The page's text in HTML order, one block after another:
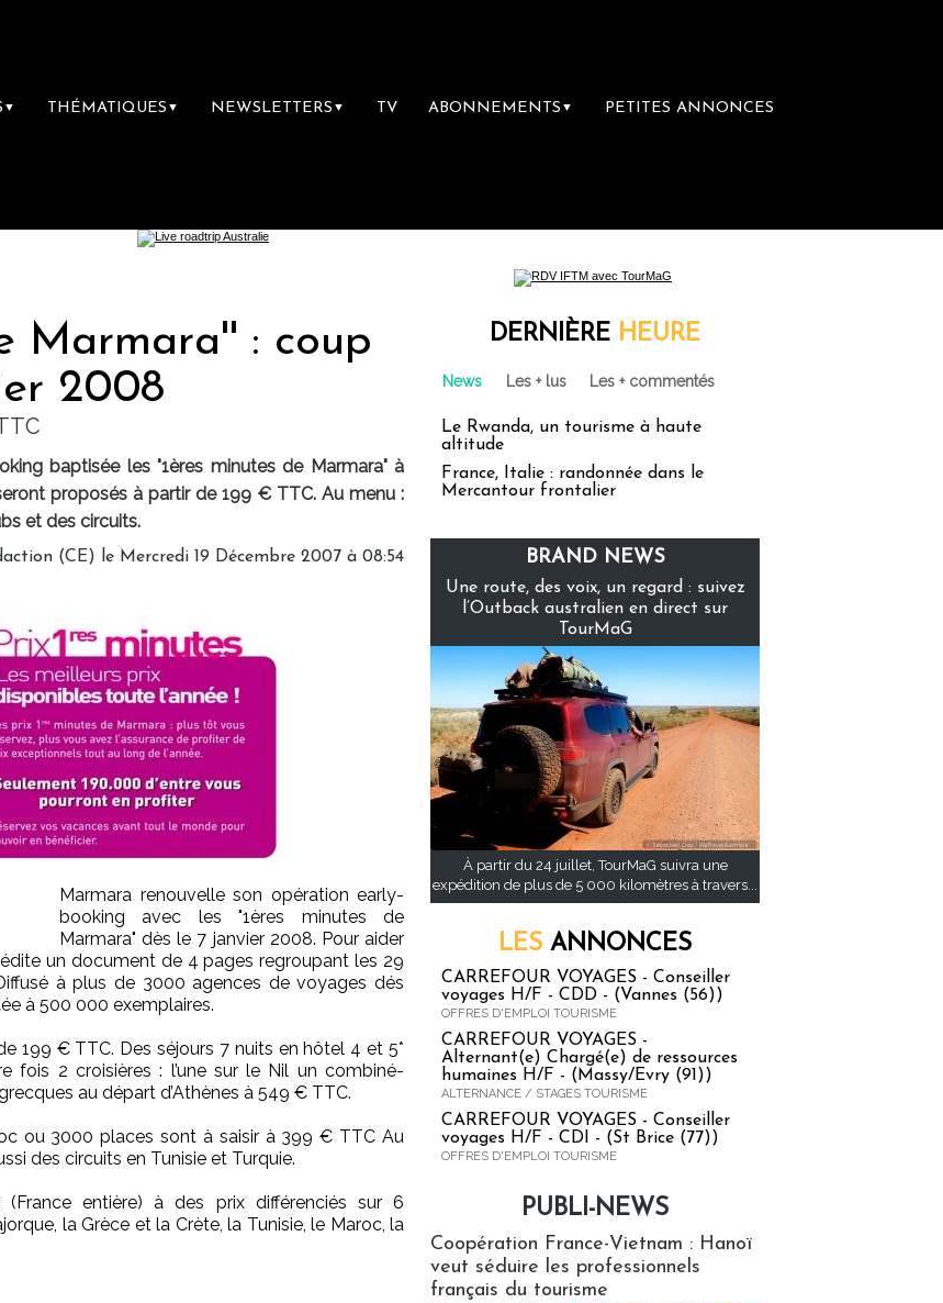
▼ THÉMATIQUES ▼ NEWSLETTERS ▼ TV ABONNEMENTS ▼ PETITES ANNONCES
Marmara'' : coup
2008
baptisée les "1ères minutes de Marmara" à
proposés à partir de 199 € TTC. Au menu :
et des circuits.
(CE) le Mercredi 19 Décembre 2007 à 08:54
Marmara renouvelle son opération early-
booking avec les "1ères minutes de
Marmara" dès le 7 janvier 2008. Pour aider
un document de 4 pages regroupant les 29
à plus de 3000 agences de voyages dés
à 500 000 exemplaires.
199 € TTC. Des séjours 7 nuits en hôtel 4 et 5*
fois 2 croisières : l’une sur le Nil un combiné-
au départ d’Athènes à 549 € TTC.
ou 3000 places sont à saisir à 399 € TTC Au
des circuits en Tunisie et Turquie.
entière) à des prix différenciés sur 6
la Grèce et la Crète, la Tunisie, le Maroc, la
DERNIÈRE HEURE
News Les + lus Les + commentés
Le Rwanda, un tourisme à haute
altitude
France, Italie : randonnée dans le
Mercantour frontalier
BRAND NEWS
Une route, des voix, un regard : suivez
l’Outback australien en direct sur
TourMaG
À partir du 24 juillet, TourMaG suivra une
expédition de plus de 5 000 kilomètres à travers...
LES ANNONCES
CARREFOUR VOYAGES - Conseiller
voyages H/F - CDD - (Vannes (56))
OFFRES D'EMPLOI TOURISME
CARREFOUR VOYAGES -
Alternant(e) Chargé(e) de ressources
humaines H/F - (Massy/Evry (91))
ALTERNANCE / STAGES TOURISME
CARREFOUR VOYAGES - Conseiller
voyages H/F - CDI - (St Brice (77))
OFFRES D'EMPLOI TOURISME
PUBLI-NEWS
Coopération France-Vietnam : Hanoï
veut séduire les professionnels
français du tourisme